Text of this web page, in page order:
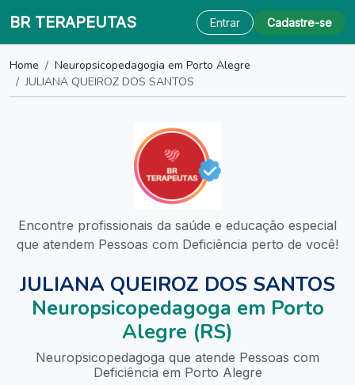
BR TERAPEUTAS Entrar Cadastre-se
Home
Neuropsicopedagogia em Porto Alegre
JULIANA QUEIROZ DOS SANTOS
Encontre profissionais da saúde e educação especial
que atendem Pessoas com Deficiência perto de você!
JULIANA QUEIROZ DOS SANTOS
Neuropsicopedagoga em Porto
Alegre (RS)
Neuropsicopedagoga que atende Pessoas com
Deficiência em Porto Alegre